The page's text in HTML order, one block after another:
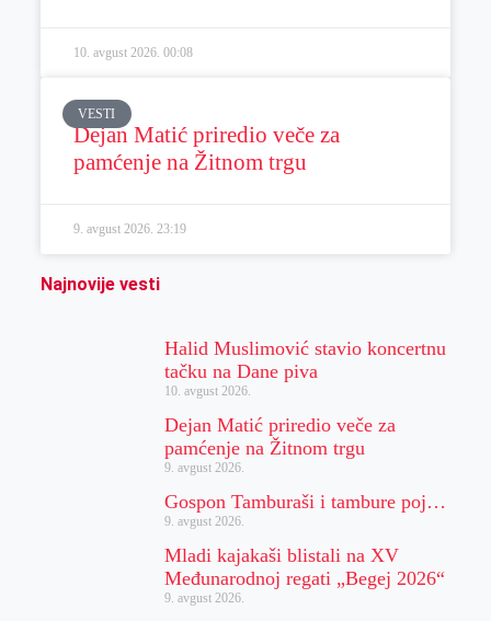
10. avgust 2026. 00:08
VESTI
Dejan Matić priredio veče za
pamćenje na Žitnom trgu
9. avgust 2026. 23:19
Najnovije vesti
Halid Muslimović stavio koncertnu
tačku na Dane piva
10. avgust 2026.
Dejan Matić priredio veče za
pamćenje na Žitnom trgu
9. avgust 2026.
Gospon Tamburaši i tambure poj…
9. avgust 2026.
Mladi kajakaši blistali na XV
Međunarodnoj regati „Begej 2026“
9. avgust 2026.